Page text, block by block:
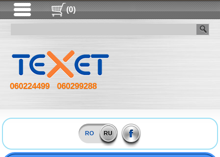
(0)
060224499 060299288
RO RU